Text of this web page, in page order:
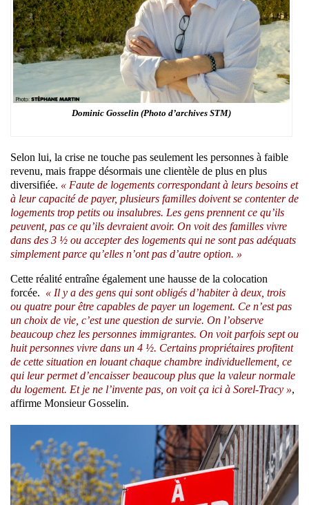
Dominic Gosselin (Photo d’archives STM)
Selon lui, la crise ne touche pas seulement les personnes à faible
revenu, mais frappe désormais une clientèle de plus en plus
diversifiée. « Faute de logements correspondant à leurs besoins et
à leur capacité de payer, plusieurs familles doivent se contenter de
logements trop petits ou insalubres. Les gens prennent ce qu’ils
peuvent, pas ce qu’ils devraient avoir. On voit des familles vivre
dans des 3 ½ ou accepter des logements qui ne sont pas adéquats
simplement parce qu’elles n’ont pas d’autre option. »
Cette réalité entraîne également une hausse de la colocation
forcée. « Il y a des gens qui sont obligés d’habiter à deux, trois
ou quatre pour être capables de payer un logement. Ce n’est pas
un choix de vie, c’est une question de survie. On l’observe
beaucoup chez les personnes immigrantes. On voit parfois sept ou
huit personnes vivre dans un 4 ½. Certains propriétaires profitent
de cette situation en louant chaque chambre individuellement, ce
qui leur permet d’encaisser beaucoup plus que la valeur normale
du logement. Et je ne l’invente pas, on voit ça ici à Sorel-Tracy »,
affirme Monsieur Gosselin.